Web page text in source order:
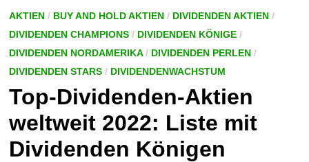
AKTIEN/ BUY AND HOLD AKTIEN/ DIVIDENDEN AKTIEN/
DIVIDENDEN CHAMPIONS/ DIVIDENDEN KÖNIGE/
DIVIDENDEN NORDAMERIKA/ DIVIDENDEN PERLEN/
DIVIDENDEN STARS/ DIVIDENDENWACHSTUM
Top-Dividenden-Aktien
weltweit 2022: Liste mit
Dividenden Königen